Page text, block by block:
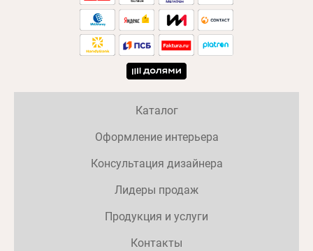
Каталог
Оформление интерьера
Консультация дизайнера
Лидеры продаж
Продукция и услуги
Контакты